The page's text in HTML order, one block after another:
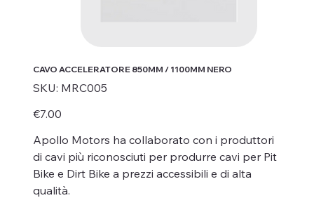
CAVO ACCELERATORE 850MM / 1100MM NERO
SKU: SKU
MRC005
MRC005
Price
€7.00
Apollo Motors ha collaborato con i produttori
di cavi più riconosciuti per produrre cavi per Pit
Bike e Dirt Bike a prezzi accessibili e di alta
qualità.